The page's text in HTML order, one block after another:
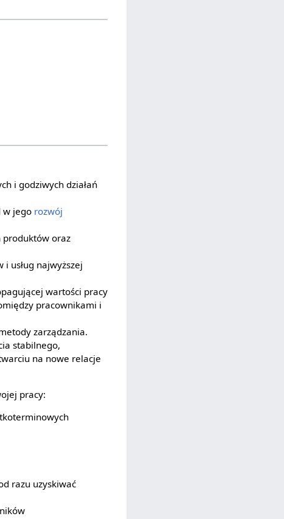
i godziwych działań
w jego rozwój
produktów oraz
usług najwyższej
wartości pracy
pracownikami i
zarządzania.
stabilnego,
na nowe relacje
pracy:
razu uzyskiwać